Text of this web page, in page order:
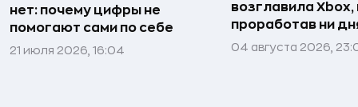
нет: почему цифры не
помогают сами по себе
21 июля 2026, 16:04
возглавила Xbox,
проработав ни
04 августа 2026,